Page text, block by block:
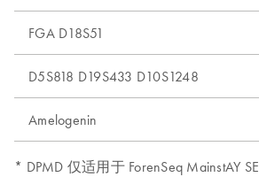
FGA D18S51
D5S818 D19S433 D10S1248
Amelogenin
* DPMD 仅适用于 ForenSeq MainstAY SE